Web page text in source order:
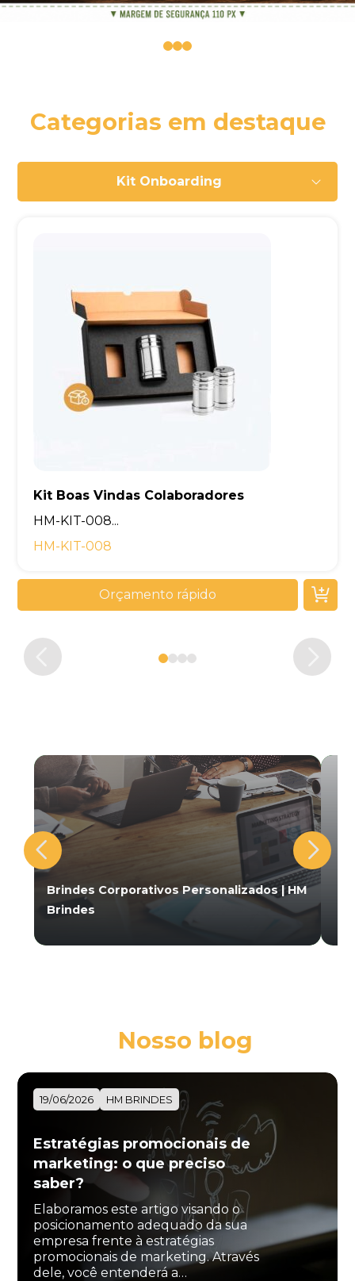
01 2
Categorias em destaque
Kit Onboarding
Kit Boas Vindas Colaboradores
HM-KIT-008...
HM-KIT-008
Orçamento rápido
Kit Boas Vindas Empresa
Orçamento rápido
Kit Boas Vindas Empresas
Orçamento rápido
Kit Brinde Corporativo
Orçamento rápido
01 2 3
Brindes Corporativos Personalizados | HM
Brindes
Nosso blog
19/06/2026 HM BRINDES
Estratégias promocionais de
marketing: o que preciso
saber?
Elaboramos este artigo visando o
posicionamento adequado da sua
empresa frente à estratégias
promocionais de marketing. Através
dele, você entenderá a…